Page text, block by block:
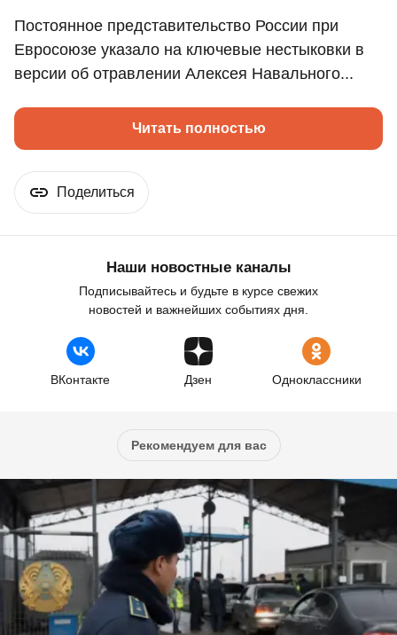
Постоянное представительство России при
Евросоюзе указало на ключевые нестыковки в
версии об отравлении Алексея Навального...
Читать полностью
Поделиться
Наши новостные каналы
Подписывайтесь и будьте в курсе свежих
новостей и важнейших событиях дня.
ВКонтакте Дзен Одноклассники
Рекомендуем для вас